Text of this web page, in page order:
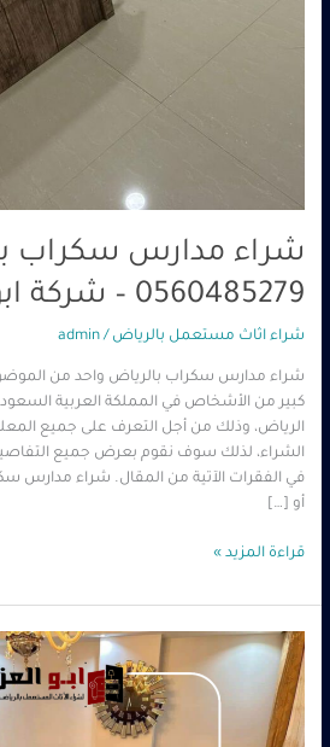
شراء مدارس سكراب
0560485279 – شركة ابو العز
شراء اثاث مستعمل بالرياض /
admin
شراء مدارس سكراب بالرياض واحد من
كبير من الأشخاص في المملكة العربية
الرياض، وذلك من أجل التعرف على جميع
الشراء، لذلك سوف نقوم بعرض جميع
في الفقرات الآتية من المقال. شراء مدارس
أو […]
قراءة المزيد »
شراء
مدارس
سكراب
–
0560485279